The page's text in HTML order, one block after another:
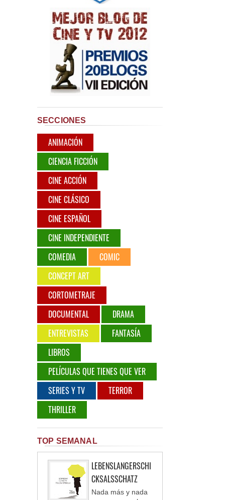
SECCIONES
ANIMACIÓN
CIENCIA FICCIÓN
CINE ACCIÓN
CINE CLÁSICO
CINE ESPAÑOL
CINE INDEPENDIENTE
COMEDIA
COMIC
CONCEPT ART
CORTOMETRAJE
DOCUMENTAL
DRAMA
ENTREVISTAS
FANTASÍA
LIBROS
PELÍCULAS QUE TIENES QUE VER
SERIES Y TV
TERROR
THRILLER
TOP SEMANAL
LEBENSLANGERSCHI
CKSALSSCHATZ
Nada más y nada